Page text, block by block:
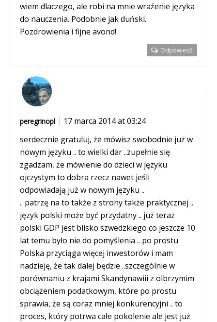
wiem dlaczego, ale robi na mnie wraźenie języka
do nauczenia. Podobnie jak duński.
Pozdrowienia i fijne avond!
Odpowiedź
peregrinopl
17 marca 2014 at 03:24
serdecznie gratuluj, że mówisz swobodnie już w
nowym języku .. to wielki dar ..zupełnie się
zgadzam, że mówienie do dzieci w języku
ojczystym to dobra rzecz nawet jeśli
odpowiadają już w nowym języku ..
.. patrzę na to także z strony także praktycznej ..
język polski może być przydatny .. już teraz
polski GDP jest blisko szwedzkiego co jeszcze 10
lat temu było nie do pomyślenia .. po prostu
Polska przyciąga więcej inwestorów i mam
nadzieję, że tak dalej będzie ..szczególnie w
porównaniu z krajami Skandynawiii z olbrzymim
obciążeniem podatkowym, które po prostu
sprawia, że są coraz mniej konkurencyjni .. to
proces, który potrwa całe pokolenie ale jest już